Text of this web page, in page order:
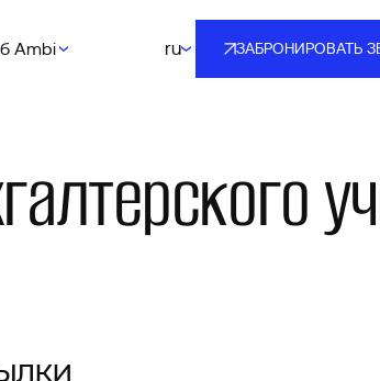
Ambi ru
ЗАБРОНИРОВАТЬ